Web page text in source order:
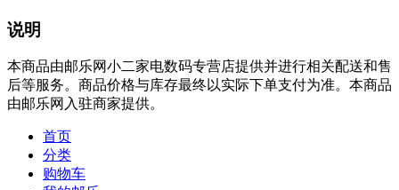
说明
本商品由邮乐网小二家电数码专营店提供并进行相关配送和售
后等服务。商品价格与库存最终以实际下单支付为准。本商品
由邮乐网入驻商家提供。
首页
分类
购物车